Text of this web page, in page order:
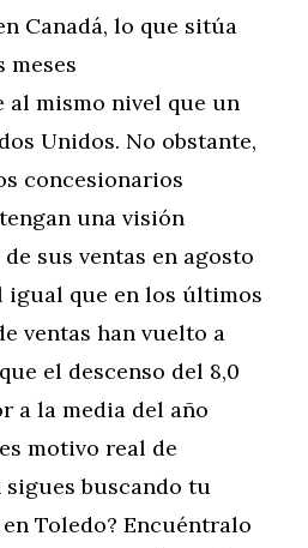
Canadá, lo que sitúa
meses
al mismo nivel que un
Unidos. No obstante,
concesionarios
una visión
sus ventas en agosto
igual que en los últimos
ventas han vuelto a
el descenso del 8,0
a la media del año
motivo real de
sigues buscando tu
Toledo? Encuéntralo